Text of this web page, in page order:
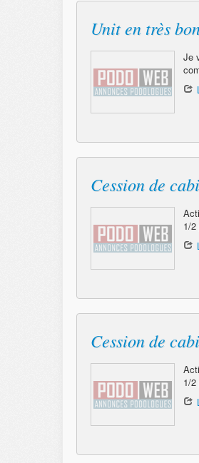
Unit en très
Je
Cession de
1/
Cession de
1/